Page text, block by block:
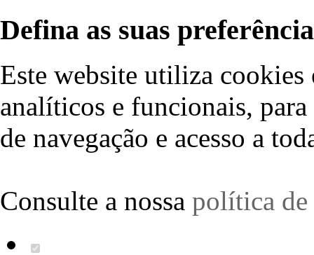
Defina as suas
Este website utiliza cookies
analíticos e funcionais,
de navegação e acesso a
Consulte a nossa política de